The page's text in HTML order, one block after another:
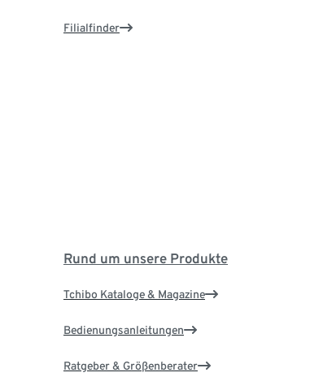
Filialfinder
Rund um unsere Produkte
Tchibo Kataloge & Magazine
Bedienungsanleitungen
Ratgeber & Größenberater